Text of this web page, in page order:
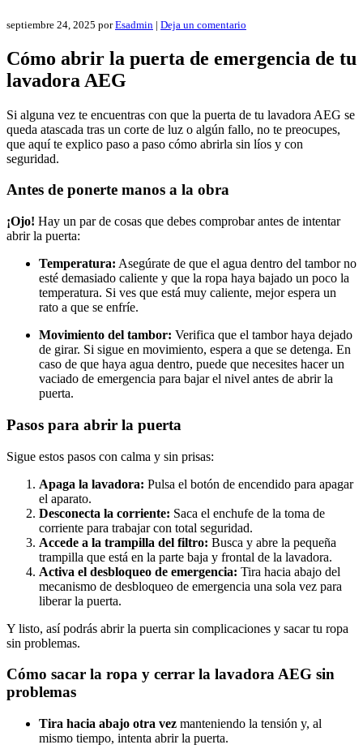
septiembre 24, 2025 porEsadmin | Deja un comentario
Cómo abrir la puerta de emergencia de tu
lavadora AEG
Si alguna vez te encuentras con que la puerta de tu lavadora AEG se
queda atascada tras un corte de luz o algún fallo, no te preocupes,
que aquí te explico paso a paso cómo abrirla sin líos y con
seguridad.
Antes de ponerte manos a la obra
¡Ojo! Hay un par de cosas que debes comprobar antes de intentar
abrir la puerta:
Temperatura: Asegúrate de que el agua dentro del tambor no
esté demasiado caliente y que la ropa haya bajado un poco la
temperatura. Si ves que está muy caliente, mejor espera un
rato a que se enfríe.
Movimiento del tambor: Verifica que el tambor haya dejado
de girar. Si sigue en movimiento, espera a que se detenga. En
caso de que haya agua dentro, puede que necesites hacer un
vaciado de emergencia para bajar el nivel antes de abrir la
puerta.
Pasos para abrir la puerta
Sigue estos pasos con calma y sin prisas:
Apaga la lavadora: Pulsa el botón de encendido para apagar
el aparato.
Desconecta la corriente: Saca el enchufe de la toma de
corriente para trabajar con total seguridad.
Accede a la trampilla del filtro: Busca y abre la pequeña
trampilla que está en la parte baja y frontal de la lavadora.
Activa el desbloqueo de emergencia: Tira hacia abajo del
mecanismo de desbloqueo de emergencia una sola vez para
liberar la puerta.
Y listo, así podrás abrir la puerta sin complicaciones y sacar tu ropa
sin problemas.
Cómo sacar la ropa y cerrar la lavadora AEG sin
problemas
Tira hacia abajo otra vez manteniendo la tensión y, al
mismo tiempo, intenta abrir la puerta.